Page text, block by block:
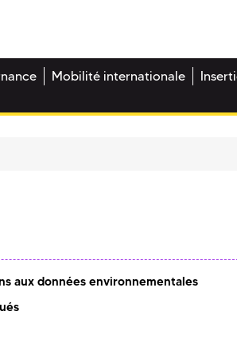
Mobilité internationale
aux données environnementales